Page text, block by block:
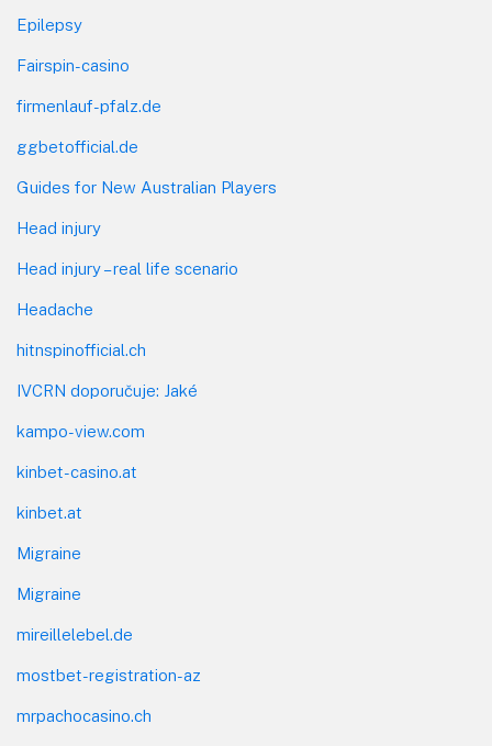
Epilepsy
Fairspin-casino
firmenlauf-pfalz.de
ggbetofficial.de
Guides for New Australian Players
Head injury
Head injury – real life scenario
Headache
hitnspinofficial.ch
IVCRN doporučuje: Jaké
kampo-view.com
kinbet-casino.at
kinbet.at
Migraine
Migraine
mireillelebel.de
mostbet-registration-az
mrpachocasino.ch